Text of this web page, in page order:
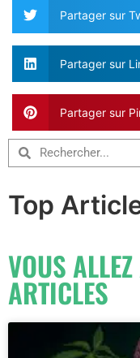
Partager sur
Partager sur
Partager sur
Top
VOUS
ARTICLES